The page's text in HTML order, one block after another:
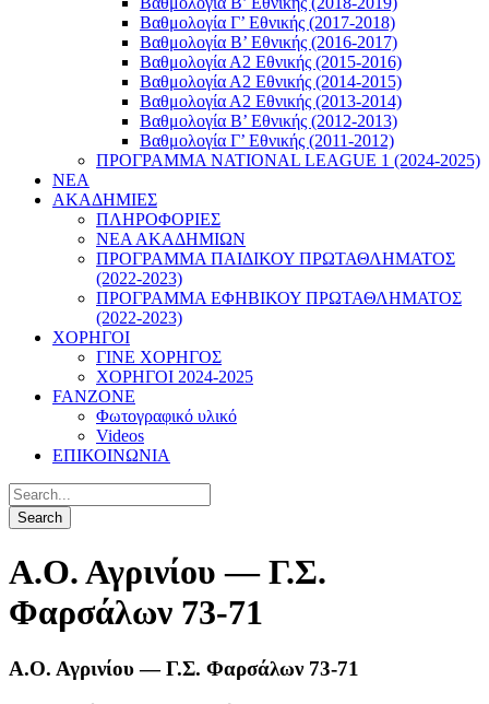
Βαθμολογία Γ’ Εθνικής (2017-2018)
Βαθμολογία Β’ Εθνικής (2016-2017)
Βαθμολογία Α2 Εθνικής (2015-2016)
Βαθμολογία Α2 Εθνικής (2014-2015)
Βαθμολογία Α2 Εθνικής (2013-2014)
Βαθμολογία Β’ Εθνικής (2012-2013)
Βαθμολογία Γ’ Εθνικής (2011-2012)
ΠΡΟΓΡΑΜΜΑ NATIONAL LEAGUE 1 (2024-2025)
ΝΕΑ
ΑΚΑΔΗΜΙΕΣ
ΠΛΗΡΟΦΟΡΙΕΣ
ΝΕΑ ΑΚΑΔΗΜΙΩΝ
ΠΡΟΓΡΑΜΜΑ ΠΑΙΔΙΚΟΥ ΠΡΩΤΑΘΛΗΜΑΤΟΣ
(2022-2023)
ΠΡΟΓΡΑΜΜΑ ΕΦΗΒΙΚΟΥ ΠΡΩΤΑΘΛΗΜΑΤΟΣ
(2022-2023)
ΧΟΡΗΓΟΙ
ΓΙΝΕ ΧΟΡΗΓΟΣ
ΧΟΡΗΓΟΙ 2024-2025
FANZONE
Φωτογραφικό υλικό
Videos
ΕΠΙΚΟΙΝΩΝΙΑ
Α.Ο. Αγρινίου — Γ.Σ.
Φαρσάλων 73-71
Α.Ο. Αγρινίου — Γ.Σ. Φαρσάλων 73-71